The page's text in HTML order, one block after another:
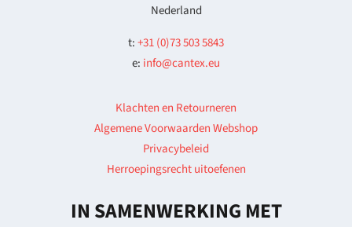
Nederland
t:+31 (0)73 503 5843
e: info@cantex.eu
Klachten en Retourneren
Algemene Voorwaarden Webshop
Privacybeleid
Herroepingsrecht uitoefenen
IN SAMENWERKING MET